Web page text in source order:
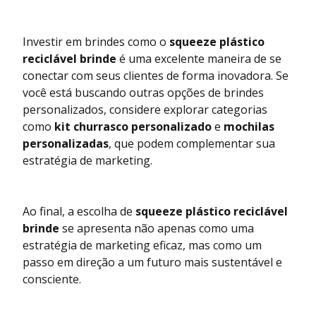
Investir em brindes como o squeeze plástico
reciclável brinde é uma excelente maneira de se
conectar com seus clientes de forma inovadora. Se
você está buscando outras opções de brindes
personalizados, considere explorar categorias
como kit churrasco personalizadoe mochilas
personalizadas, que podem complementar sua
estratégia de marketing.
Ao final, a escolha de squeeze plástico reciclável
brinde se apresenta não apenas como uma
estratégia de marketing eficaz, mas como um
passo em direção a um futuro mais sustentável e
consciente.